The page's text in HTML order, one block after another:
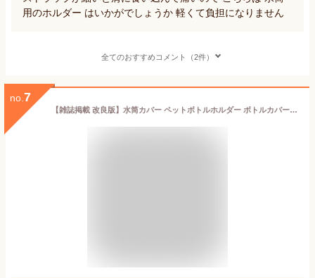
用のホルダー はいかがでしょうか 軽くて負担になりません
全てのおすすめコメント（2件）
no. 7
【雑誌掲載 改良版】水筒カバー ペットボトルホルダー ボトルカバー ボトルケース ボトルホルダー 水筒ホルダー 水筒ケース カバー ペットボトルカバー 500ml 600ml 肩掛け 子供 ショルダー 小学生